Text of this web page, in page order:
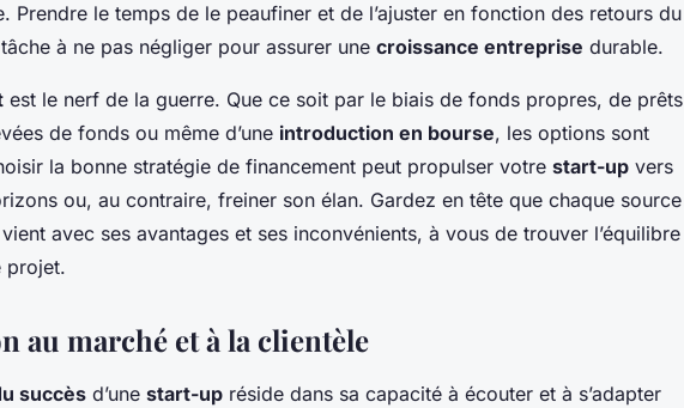
Prendre le temps de le peaufiner et de l’ajuster en fonction des retours du
à ne pas négliger pour assurer une croissance entreprise durable.
est le nerf de la guerre. Que ce soit par le biais de fonds propres, de prêts
de fonds ou même d’une introduction en bourse, les options sont
la bonne stratégie de financement peut propulser votre start-up vers
ou, au contraire, freiner son élan. Gardez en tête que chaque source
avec ses avantages et ses inconvénients, à vous de trouver l’équilibre
projet.
au marché et à la clientèle
succès d’une start-up réside dans sa capacité à écouter et à s’adapter